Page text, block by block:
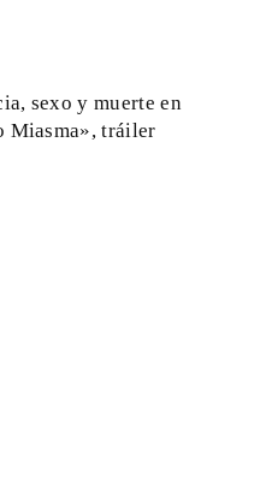
sexo y muerte en
Miasma», tráiler